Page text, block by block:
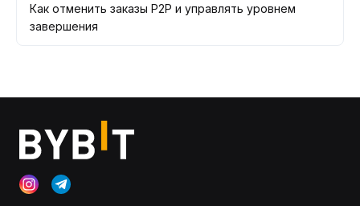
Как отменить заказы P2P и управлять уровнем
завершения